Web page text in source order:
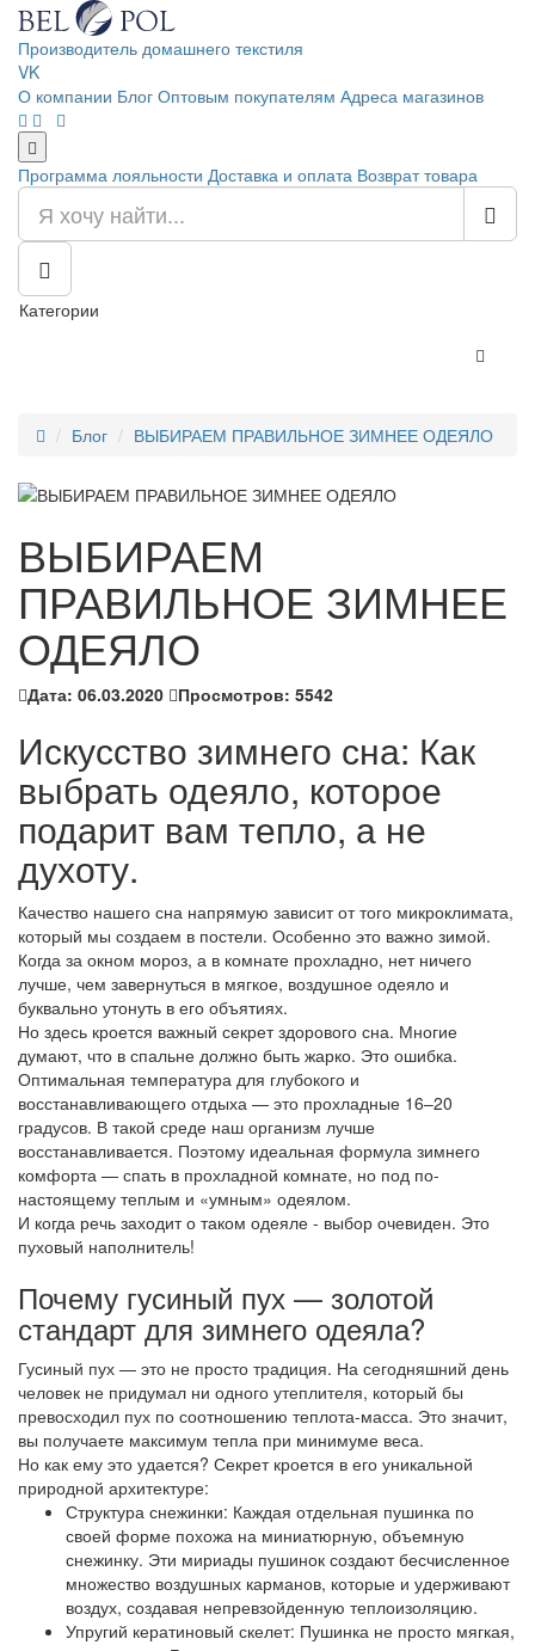
Производитель домашнего текстиля
VK
О компании Блог Оптовым покупателям Адреса магазинов
Программа лояльности Доставка и оплата Возврат товара
Категории
Блог ВЫБИРАЕМ ПРАВИЛЬНОЕ ЗИМНЕЕ ОДЕЯЛО
ВЫБИРАЕМ
ПРАВИЛЬНОЕ ЗИМНЕЕ
ОДЕЯЛО
Дата: 06.03.2020 Просмотров: 5542
Искусство зимнего сна: Как
выбрать одеяло, которое
подарит вам тепло, а не
духоту.
Качество нашего сна напрямую зависит от того микроклимата,
который мы создаем в постели. Особенно это важно зимой.
Когда за окном мороз, а в комнате прохладно, нет ничего
лучше, чем завернуться в мягкое, воздушное одеяло и
буквально утонуть в его объятиях.
Но здесь кроется важный секрет здорового сна. Многие
думают, что в спальне должно быть жарко. Это ошибка.
Оптимальная температура для глубокого и
восстанавливающего отдыха — это прохладные 16–20
градусов. В такой среде наш организм лучше
восстанавливается. Поэтому идеальная формула зимнего
комфорта — спать в прохладной комнате, но под по-
настоящему теплым и «умным» одеялом.
И когда речь заходит о таком одеяле - выбор очевиден. Это
пуховый наполнитель!
Почему гусиный пух — золотой
стандарт для зимнего одеяла?
Гусиный пух — это не просто традиция. На сегодняшний день
человек не придумал ни одного утеплителя, который бы
превосходил пух по соотношению теплота-масса. Это значит,
вы получаете максимум тепла при минимуме веса.
Но как ему это удается? Секрет кроется в его уникальной
природной архитектуре:
Структура снежинки: Каждая отдельная пушинка по
своей форме похожа на миниатюрную, объемную
снежинку. Эти мириады пушинок создают бесчисленное
множество воздушных карманов, которые и удерживают
воздух, создавая непревзойденную теплоизоляцию.
Упругий кератиновый скелет: Пушинка не просто мягкая,